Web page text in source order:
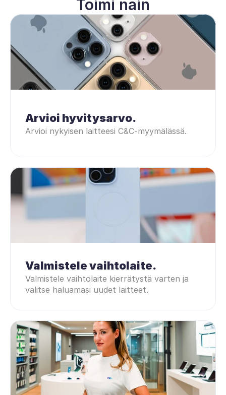
Toimi näin
Arvioi hyvitysarvo.
Arvioi nykyisen laitteesi C&C-myymälässä.
Valmistele vaihtolaite.
Valmistele vaihtolaite kierrätystä varten ja
valitse haluamasi uudet laitteet.